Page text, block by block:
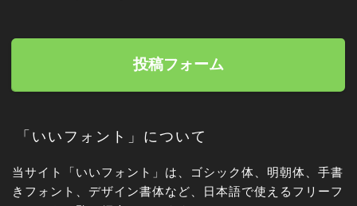
投稿フォーム
「いいフォント」について
当サイト「いいフォント」は、ゴシック体、明朝体、手書
きフォント、デザイン書体など、日本語で使えるフリーフ